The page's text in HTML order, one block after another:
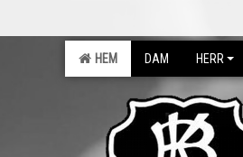
HEM DAM HERR